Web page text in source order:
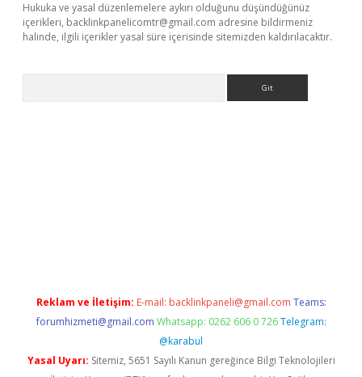
Hukuka ve yasal düzenlemelere aykırı olduğunu düşündüğünüz
içerikleri, backlinkpanelicomtr@gmail.com adresine bildirmeniz
halinde, ilgili içerikler yasal süre içerisinde sitemizden kaldırılacaktır.
Reklam ve İletişim: E-mail: backlinkpaneli@gmail.com Teams:
forumhizmeti@gmail.com Whatsapp: 0262 606 0 726 Telegram:
@karabul
Yasal Uyarı: Sitemiz, 5651 Sayılı Kanun gereğince Bilgi Teknolojileri